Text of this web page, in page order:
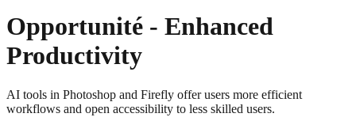
Opportunité - Enhanced
Productivity
AI tools in Photoshop and Firefly offer users more efficient
workflows and open accessibility to less skilled users.